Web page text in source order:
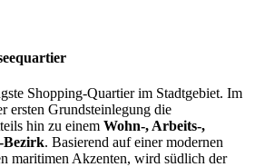
Shopping-Quartier im Stadtgebiet. Im
ersten Grundsteinlegung die
hin zu einem Wohn-, Arbeits-,
Bezirk. Basierend auf einer modernen
maritimen Akzenten, wird südlich der